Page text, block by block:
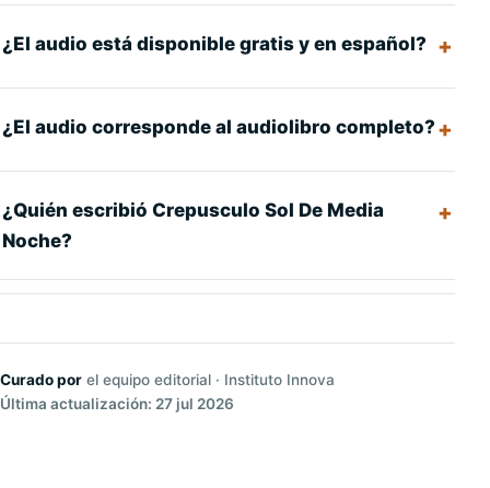
¿El audio está disponible gratis y en español?
¿El audio corresponde al audiolibro completo?
¿Quién escribió Crepusculo Sol De Media
Noche?
Curado por el equipo editorial · Instituto Innova
Última actualización: 27 jul 2026